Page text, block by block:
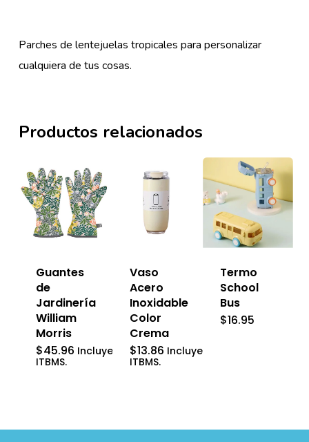
Parches de lentejuelas tropicales para personalizar
cualquiera de tus cosas.
Productos relacionados
Guantes
de
Jardinería
William
Morris
$45.96 Incluye
ITBMS.
Vaso
Acero
Inoxidable
Color
Crema
$13.86 Incluye
ITBMS.
Termo
School
Bus
$16.95